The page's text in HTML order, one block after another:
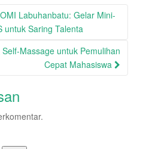
Labuhanbatu: Gelar Mini-
untuk Saring Talenta
Massage untuk Pemulihan
Cepat Mahasiswa